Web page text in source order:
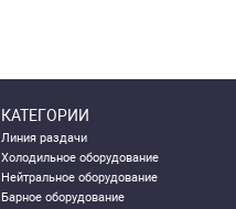
КАТЕГОРИИ
Линия раздачи
Холодильное оборудование
Нейтральное оборудование
Барное оборудование